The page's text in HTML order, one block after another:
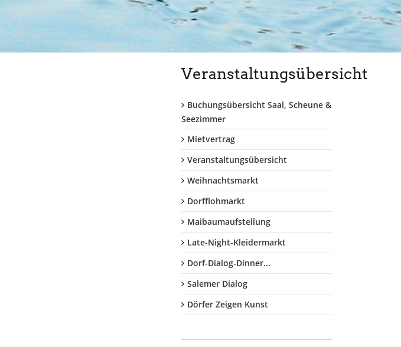
Veranstaltungsübersicht
Buchungsübersicht Saal, Scheune &
Seezimmer
Mietvertrag
Veranstaltungsübersicht
Weihnachtsmarkt
Dorfflohmarkt
Maibaumaufstellung
Late-Night-Kleidermarkt
Dorf-Dialog-Dinner...
Salemer Dialog
Dörfer Zeigen Kunst